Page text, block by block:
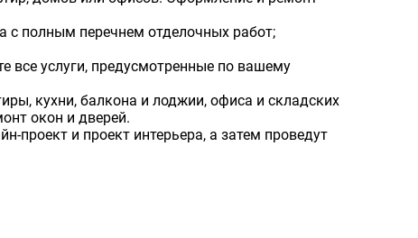
с полным перечнем отделочных работ;
все услуги, предусмотренные по вашему
кухни, балкона и лоджии, офиса и складских
окон и дверей.
проект и проект интерьера, а затем проведут